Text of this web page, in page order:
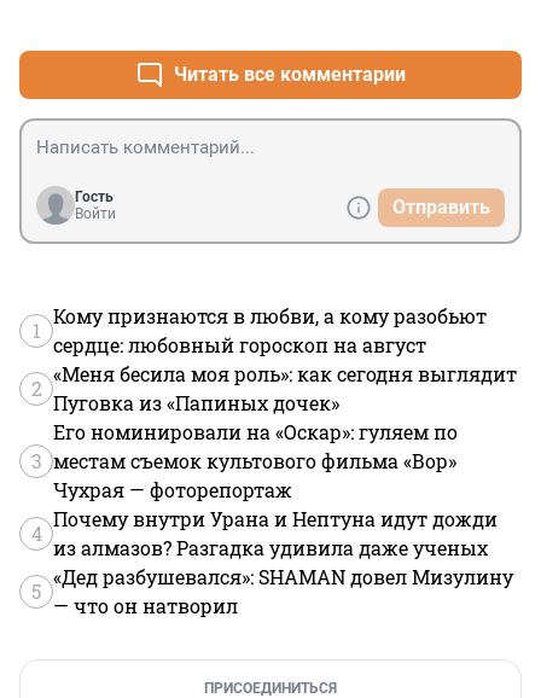
Читать все комментарии
Гость
Войти
Отправить
1
Кому признаются в любви, а кому разобьют
сердце: любовный гороскоп на август
2
«Меня бесила моя роль»: как сегодня выглядит
Пуговка из «Папиных дочек»
3
Его номинировали на «Оскар»: гуляем по
местам съемок культового фильма «Вор»
Чухрая — фоторепортаж
4
Почему внутри Урана и Нептуна идут дожди
из алмазов? Разгадка удивила даже ученых
5
«Дед разбушевался»: SHAMAN довел Мизулину
— что он натворил
ПРИСОЕДИНИТЬСЯ